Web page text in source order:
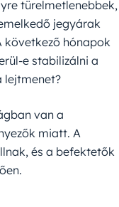
türelmetlenebbek,
jegyárak
következő hónapok
e stabilizálni a
van a
miatt. A
és a befektetők